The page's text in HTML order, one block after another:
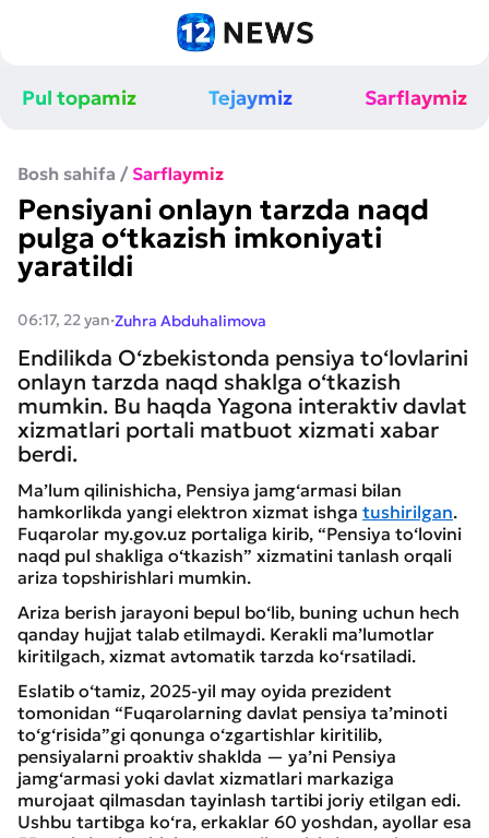
Pul topamiz Tejaymiz Sarflaymiz
Bosh sahifa / Sarflaymiz
Pensiyani onlayn tarzda naqd
pulga o‘tkazish imkoniyati
yaratildi
06:17, 22 yan·Zuhra Abduhalimova
Endilikda O‘zbekistonda pensiya to‘lovlarini
onlayn tarzda naqd shaklga o‘tkazish
mumkin. Bu haqda Yagona interaktiv davlat
xizmatlari portali matbuot xizmati xabar
berdi.
Ma’lum qilinishicha, Pensiya jamg‘armasi bilan
hamkorlikda yangi elektron xizmat ishga tushirilgan.
Fuqarolar my.gov.uz portaliga kirib, “Pensiya to‘lovini
naqd pul shakliga o‘tkazish” xizmatini tanlash orqali
ariza topshirishlari mumkin.
Ariza berish jarayoni bepul bo‘lib, buning uchun hech
qanday hujjat talab etilmaydi. Kerakli ma’lumotlar
kiritilgach, xizmat avtomatik tarzda ko‘rsatiladi.
Eslatib o‘tamiz, 2025-yil may oyida prezident
tomonidan “Fuqarolarning davlat pensiya ta’minoti
to‘g‘risida”gi qonunga o‘zgartishlar kiritilib,
pensiyalarni proaktiv shaklda — ya’ni Pensiya
jamg‘armasi yoki davlat xizmatlari markaziga
murojaat qilmasdan tayinlash tartibi joriy etilgan edi.
Ushbu tartibga ko‘ra, erkaklar 60 yoshdan, ayollar esa